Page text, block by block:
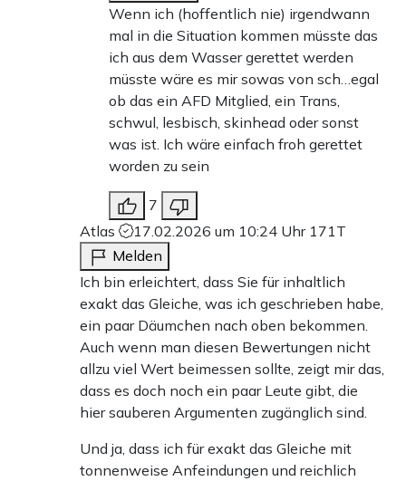
Wenn ich (hoffentlich nie) irgendwann
mal in die Situation kommen müsste das
ich aus dem Wasser gerettet werden
müsste wäre es mir sowas von sch…egal
ob das ein AFD Mitglied, ein Trans,
schwul, lesbisch, skinhead oder sonst
was ist. Ich wäre einfach froh gerettet
worden zu sein
7
Atlas
17.02.2026 um 10:24 Uhr 171T
Melden
Ich bin erleichtert, dass Sie für inhaltlich
exakt das Gleiche, was ich geschrieben habe,
ein paar Däumchen nach oben bekommen.
Auch wenn man diesen Bewertungen nicht
allzu viel Wert beimessen sollte, zeigt mir das,
dass es doch noch ein paar Leute gibt, die
hier sauberen Argumenten zugänglich sind.
Und ja, dass ich für exakt das Gleiche mit
tonnenweise Anfeindungen und reichlich